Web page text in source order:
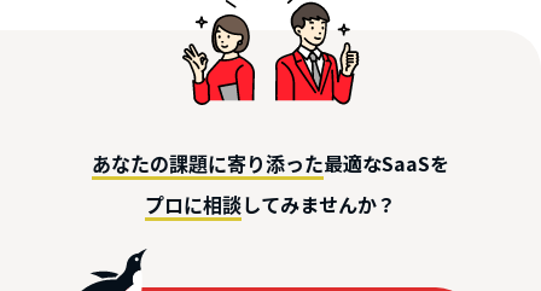
あなたの課題に寄り添った最適なSaaSを
プロに相談してみませんか？